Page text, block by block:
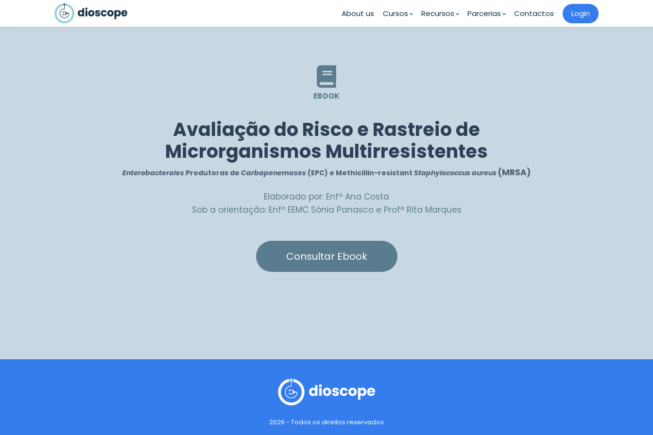
About us Cursos Recursos Parcerias Contactos Login
EBOOK
Avaliação do Risco e Rastreio de
Microrganismos Multirresistentes
Enterobacterales Produtoras de Carbapenemases (EPC) e Methicillin-resistant Staphylococcus aureus (MRSA)
Elaborado por: Enfª Ana Costa
Sob a orientação: Enfª EEMC Sónia Panasco e Profª Rita Marques
Consultar Ebook
2026 - Todos os direitos reservados